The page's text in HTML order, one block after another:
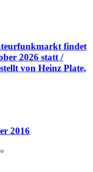
findet
2026 statt /
von Heinz Plate,
2016